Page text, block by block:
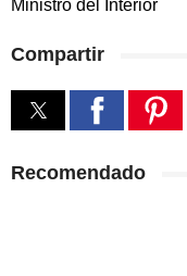
Ministro del Interior
Compartir
Recomendado